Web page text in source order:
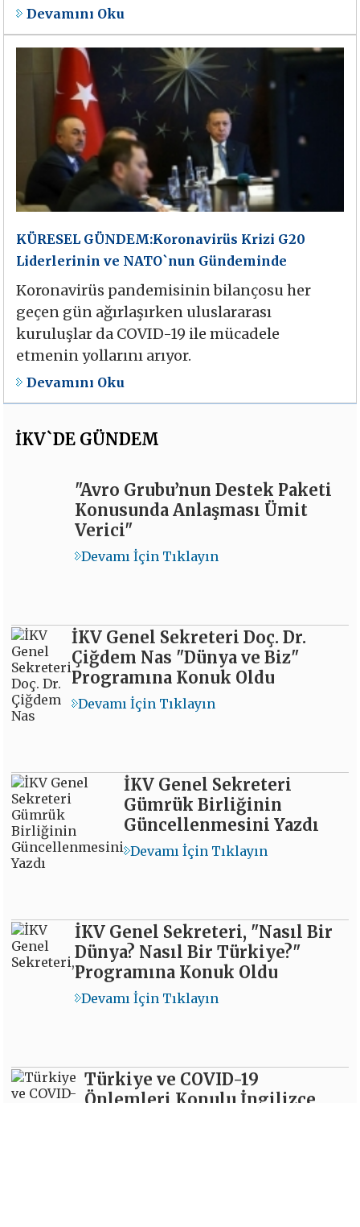
Devamını Oku
KÜRESEL GÜNDEM:Koronavirüs Krizi G20
Liderlerinin ve NATO`nun Gündeminde
Koronavirüs pandemisinin bilançosu her
geçen gün ağırlaşırken uluslararası
kuruluşlar da COVID-19 ile mücadele
etmenin yollarını arıyor.
Devamını Oku
İKV`DE GÜNDEM
"Avro Grubu’nun Destek Paketi
Konusunda Anlaşması Ümit
Verici"
Devamı İçin Tıklayın
İKV Genel Sekreteri Doç. Dr.
Çiğdem Nas "Dünya ve Biz"
Programına Konuk Oldu
Devamı İçin Tıklayın
İKV Genel Sekreteri
Gümrük Birliğinin
Güncellenmesini Yazdı
Devamı İçin Tıklayın
İKV Genel Sekreteri, "Nasıl Bir
Dünya? Nasıl Bir Türkiye?"
Programına Konuk Oldu
Devamı İçin Tıklayın
Türkiye ve COVID-19
Önlemleri Konulu İngilizce